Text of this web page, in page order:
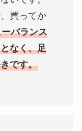
買ってか
バランス
なく、足
です。